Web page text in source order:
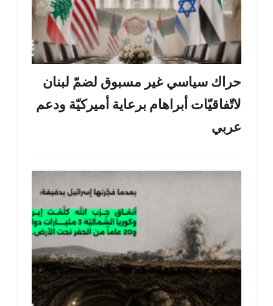
حراك سياسي غير مسبوق لضمّ لبنان
لاتّفاقيّات أبراهام برعاية أميركيّة ودعم
عربي